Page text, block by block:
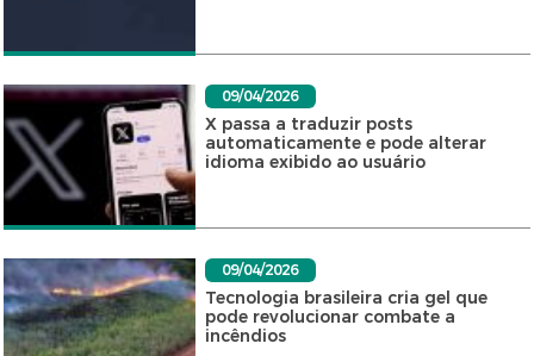
09/04/2026
X passa a traduzir posts
automaticamente e pode alterar
idioma exibido ao usuário
09/04/2026
Tecnologia brasileira cria gel que
pode revolucionar combate a
incêndios